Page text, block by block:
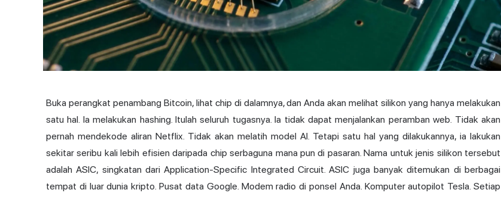
Buka perangkat penambang Bitcoin, lihat chip di dalamnya, dan Anda akan melihat silikon yang hanya melakukan
satu hal. Ia melakukan hashing. Itulah seluruh tugasnya. Ia tidak dapat menjalankan peramban web. Tidak akan
pernah mendekode aliran Netflix. Tidak akan melatih model AI. Tetapi satu hal yang dilakukannya, ia lakukan
sekitar seribu kali lebih efisien daripada chip serbaguna mana pun di pasaran. Nama untuk jenis silikon tersebut
adalah ASIC, singkatan dari Application-Specific Integrated Circuit. ASIC juga banyak ditemukan di berbagai
tempat di luar dunia kripto. Pusat data Google. Modem radio di ponsel Anda. Komputer autopilot Tesla. Setiap